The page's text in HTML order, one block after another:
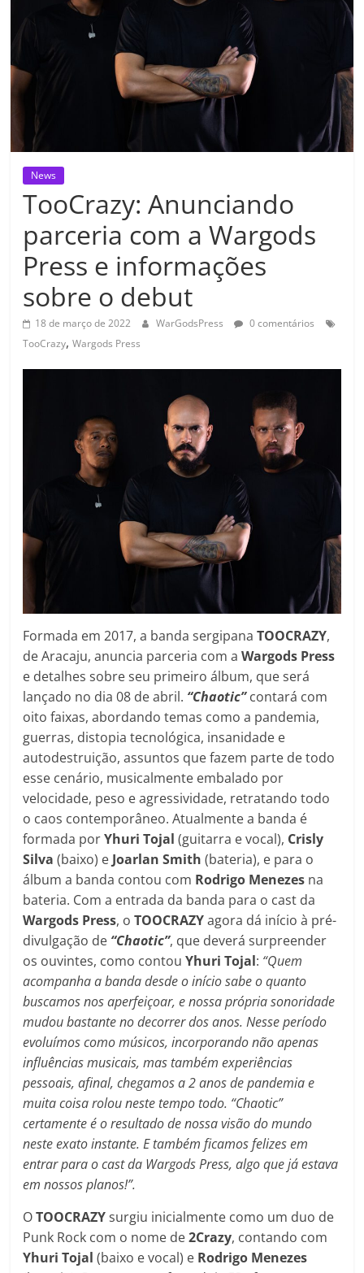
News
TooCrazy: Anunciando
parceria com a Wargods
Press e informações
sobre o debut
18 de março de 2022 WarGodsPress
0 comentários
TooCrazy,Wargods Press
Formada em 2017, a banda sergipanaTOOCRAZY,
de Aracaju, anuncia parceria com aWargods Press
e detalhes sobre seu primeiro álbum, que será
lançado no dia 08 de abril. “Chaotic”contará com
oito faixas, abordando temas como a pandemia,
guerras, distopia tecnológica, insanidade e
autodestruição, assuntos que fazem parte de todo
esse cenário, musicalmente embalado por
velocidade, peso e agressividade, retratando todo
o caos contemporâneo. Atualmente a banda é
formada porYhuri Tojal (guitarra e vocal), Crisly
Silva (baixo) e Joarlan Smith (bateria), e para o
álbum a banda contou com Rodrigo Menezes na
bateria. Com a entrada da banda para o cast da
Wargods Press, oTOOCRAZYagora dá início à pré-
divulgação de “Chaotic”, que deverá surpreender
os ouvintes, como contouYhuri Tojal: “Quem
acompanha a banda desde o início sabe o quanto
buscamos nos aperfeiçoar, e nossa própria sonoridade
mudou bastante no decorrer dos anos. Nesse período
evoluímos como músicos, incorporando não apenas
influências musicais, mas também experiências
pessoais, afinal, chegamos a 2 anos de pandemia e
muita coisa rolou neste tempo todo. “Chaotic”
certamente é o resultado de nossa visão do mundo
neste exato instante. E também ficamos felizes em
entrar para o cast da Wargods Press, algo que já estava
em nossos planos!”.
OTOOCRAZYsurgiu inicialmente como um duo de
Punk Rock com o nome de2Crazy, contando com
Yhuri Tojal (baixo e vocal) e Rodrigo Menezes